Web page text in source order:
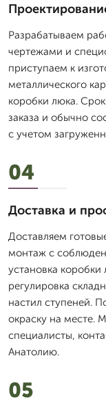
Разрабатываем
чертежами и
приступаем к
металлического
коробки люка.
заказа и обычно
с учетом
04
Доставка и
Доставляем
монтаж с
установка коробки
регулировка
настил ступеней.
окраску на месте.
специалисты,
Анатолию.
05